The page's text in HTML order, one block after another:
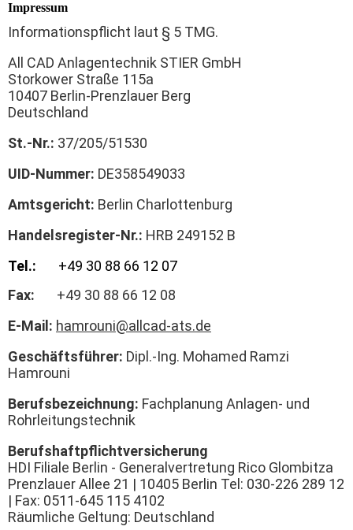
Impressum
Informationspflicht laut § 5 TMG.
All CAD Anlagentechnik STIER GmbH
Storkower Straße 115a
10407 Berlin-Prenzlauer Berg
Deutschland
St.-Nr.: 37/205/51530
UID-Nummer: DE358549033
Amtsgericht: Berlin Charlottenburg
Handelsregister-Nr.: HRB 249152 B
Tel.: +49 30 88 66 12 07
Fax: +49 30 88 66 12 08
E-Mail: hamrouni@allcad-ats.de
Geschäftsführer: Dipl.-Ing. Mohamed Ramzi
Hamrouni
Berufsbezeichnung: Fachplanung Anlagen- und
Rohrleitungstechnik
Berufshaftpflichtversicherung
HDI Filiale Berlin - Generalvertretung Rico Glombitza
Prenzlauer Allee 21 | 10405 Berlin Tel: 030-226 289 12
| Fax: 0511-645 115 4102
Räumliche Geltung: Deutschland